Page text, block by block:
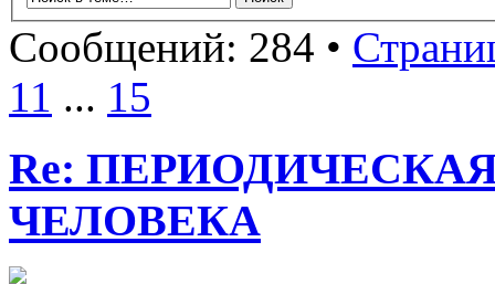
Сообщений: 284 •
11 ... 15
Re:
ЧЕЛОВЕКА